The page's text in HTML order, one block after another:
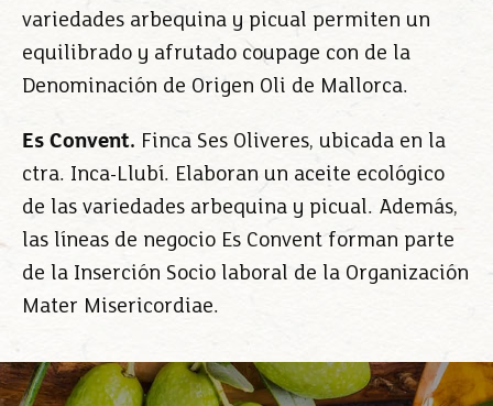
variedades arbequina y picual permiten un
equilibrado y afrutado coupage con de la
Denominación de Origen Oli de Mallorca.
Es Convent. Finca Ses Oliveres, ubicada en la
ctra. Inca-Llubí. Elaboran un aceite ecológico
de las variedades arbequina y picual. Además,
las líneas de negocio Es Convent forman parte
de la Inserción Socio laboral de la Organización
Mater Misericordiae.